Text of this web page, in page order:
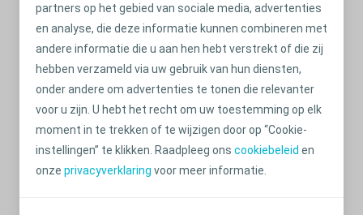
partners op het gebied van sociale media, advertenties
en analyse, die deze informatie kunnen combineren met
andere informatie die u aan hen hebt verstrekt of die zij
hebben verzameld via uw gebruik van hun diensten,
onder andere om advertenties te tonen die relevanter
voor u zijn. U hebt het recht om uw toestemming op elk
moment in te trekken of te wijzigen door op “Cookie-
instellingen” te klikken. Raadpleeg ons cookiebeleid en
onze privacyverklaring voor meer informatie.
wie u aan het daten bent.
Meer informatie